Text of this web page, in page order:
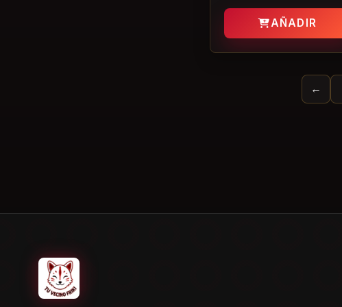
Marvel Comics
Banda del Halcón
Shintaro Kago
merchandising kpop demon
AÑADIR
←